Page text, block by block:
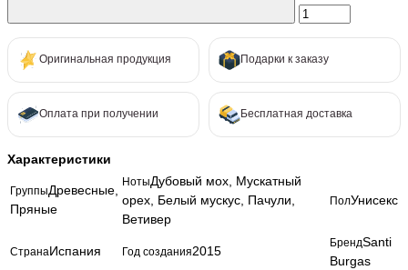
Оригинальная продукция Подарки к заказу
Оплата при получении Бесплатная доставка
Характеристики
ГруппыДревесные,
Пряные
НотыДубовый мох, Мускатный
орех, Белый мускус, Пачули,
Ветивер
ПолУнисекс
СтранаИспания Год создания2015
БрендSanti
Burgas